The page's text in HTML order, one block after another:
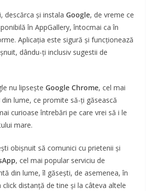
descărca și instala Google, de vreme ce
în AppGallery, întocmai ca în
Aplicația este sigură și funcționează
dându-ți inclusiv sugestii de
nu lipsește Google Chrome, cel mai
lume, ce promite să-ți găsească
curioase întrebări pe care vrei să i le
mare.
obișnuit să comunici cu prietenii și
, cel mai popular serviciu de
din lume, îl găsești, de asemenea, în
click distanță de tine și la câteva altele